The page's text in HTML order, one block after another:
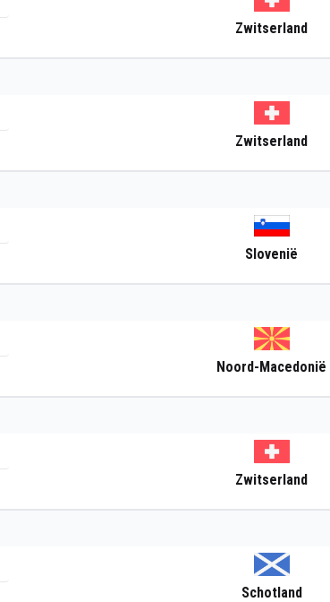
Zwitserland
Zwitserland
Slovenië
Noord-Macedonië
Zwitserland
Schotland